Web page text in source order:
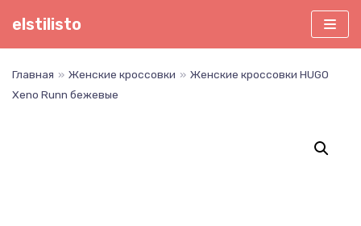
Перейти
elstilisto
Главная » Женские кроссовки » Женские кроссовки HUGO
Xeno Runn бежевые